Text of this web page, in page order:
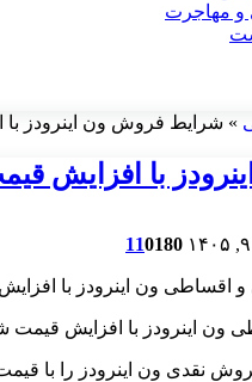
مهاجرت
» شرایط فروش ون اینرودز با
با افزایش قیمت
110180
با افزایش قیمت شدید و